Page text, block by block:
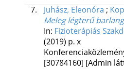
7.
Juhász, Eleonóra ;
Meleg légterű
In: Fizioterápiás
(2019) p. x
[30784160] [Admin